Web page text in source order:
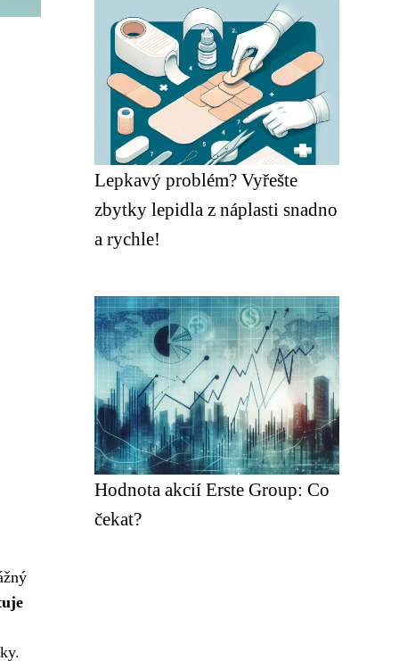
Lepkavý problém? Vyřešte
zbytky lepidla z náplasti snadno
a rychle!
Hodnota akcií Erste Group: Co
čekat?